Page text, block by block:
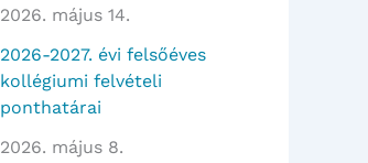
2026. május 14.
2026-2027. évi felsőéves
kollégiumi felvételi
ponthatárai
2026. május 8.